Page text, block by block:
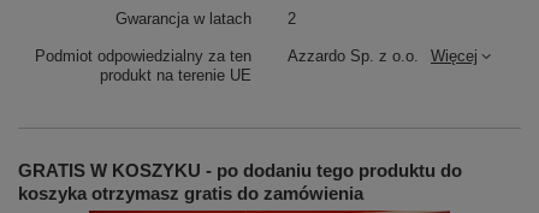
Podmiot odpowiedzialny za ten
produkt na terenie UE
Azzardo Sp. z o.o. Więcej
Gwarancja w latach 2
GRATIS W KOSZYKU - po dodaniu tego produktu do
koszyka otrzymasz gratis do zamówienia